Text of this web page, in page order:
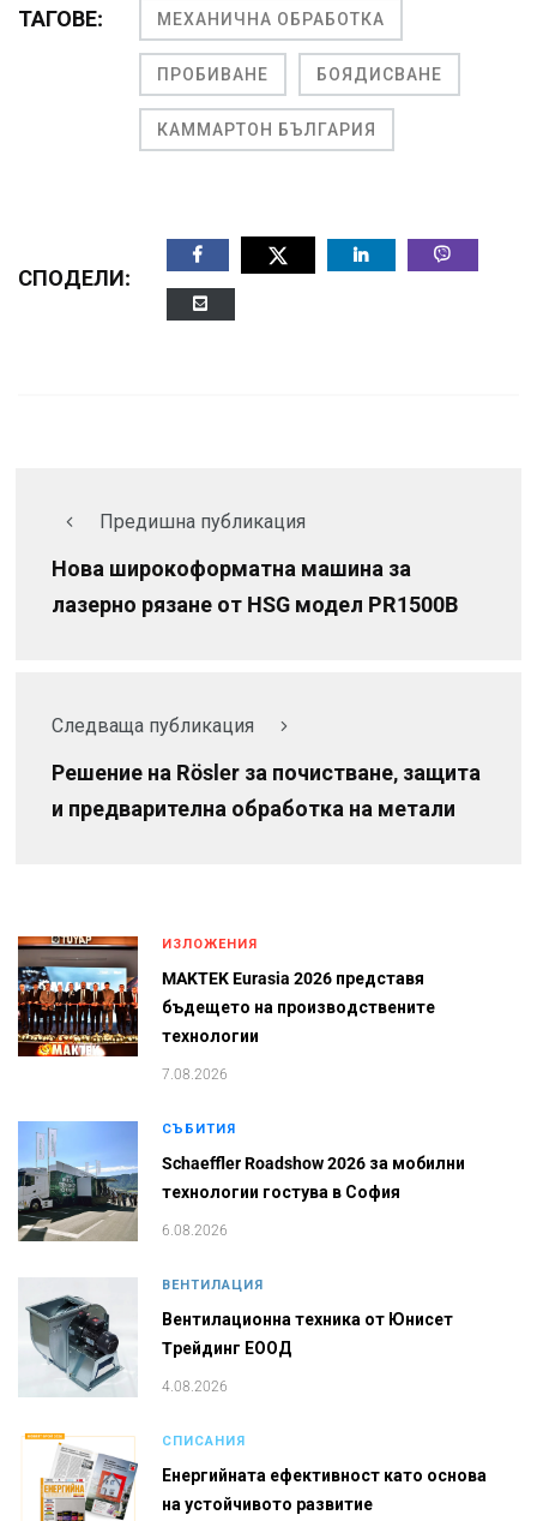
ТАГОВЕ: МЕХАНИЧНА ОБРАБОТКА
ПРОБИВАНЕ БОЯДИСВАНЕ
КАММАРТОН БЪЛГАРИЯ
СПОДЕЛИ:
Предишна публикация
Нова широкоформатна машина за
лазерно рязане от HSG модел PR1500B
Следваща публикация
Решение на Rösler за почистване, защита
и предварителна обработка на метали
ИЗЛОЖЕНИЯ
MAKTEK Eurasia 2026 представя
бъдещето на производствените
технологии
7.08.2026
СЪБИТИЯ
Schaeffler Roadshow 2026 за мобилни
технологии гостува в София
6.08.2026
ВЕНТИЛАЦИЯ
Вентилационна техника от Юнисет
Tрейдинг ЕООД
4.08.2026
СПИСАНИЯ
Енергийната ефективност като основа
на устойчивото развитие